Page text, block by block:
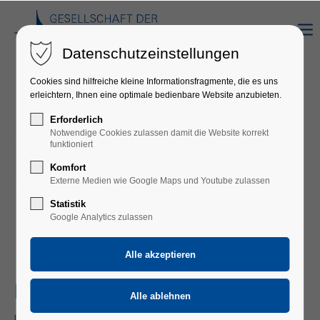
BIDLA BUH
Datenschutzeinstellungen
Cookies sind hilfreiche kleine Informationsfragmente, die es uns
erleichtern, Ihnen eine optimale bedienbare Website anzubieten.
Erforderlich
Notwendige Cookies zulassen damit die Website korrekt
funktioniert
Komfort
Externe Medien wie Google Maps und Youtube zulassen
Statistik
Google Analytics zulassen